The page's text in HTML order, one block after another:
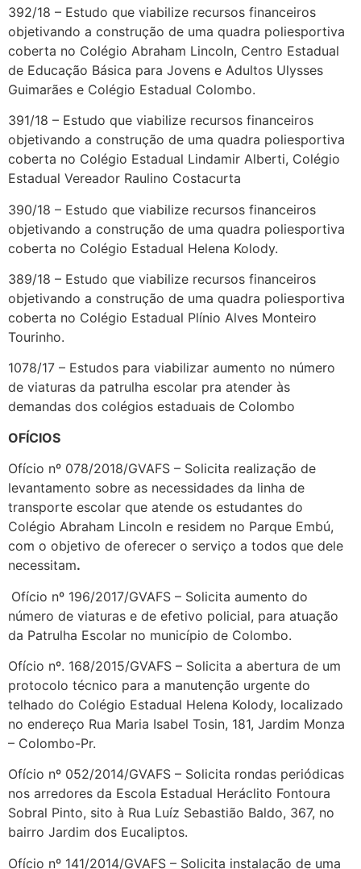
392/18 – Estudo que viabilize recursos financeiros
objetivando a construção de uma quadra poliesportiva
coberta no Colégio Abraham Lincoln, Centro Estadual
de Educação Básica para Jovens e Adultos Ulysses
Guimarães e Colégio Estadual Colombo.
391/18 – Estudo que viabilize recursos financeiros
objetivando a construção de uma quadra poliesportiva
coberta no Colégio Estadual Lindamir Alberti, Colégio
Estadual Vereador Raulino Costacurta
390/18 – Estudo que viabilize recursos financeiros
objetivando a construção de uma quadra poliesportiva
coberta no Colégio Estadual Helena Kolody.
389/18 – Estudo que viabilize recursos financeiros
objetivando a construção de uma quadra poliesportiva
coberta no Colégio Estadual Plínio Alves Monteiro
Tourinho.
1078/17 – Estudos para viabilizar aumento no número
de viaturas da patrulha escolar pra atender às
demandas dos colégios estaduais de Colombo
OFÍCIOS
Ofício nº 078/2018/GVAFS – Solicita realização de
levantamento sobre as necessidades da linha de
transporte escolar que atende os estudantes do
Colégio Abraham Lincoln e residem no Parque Embú,
com o objetivo de oferecer o serviço a todos que dele
necessitam.
Ofício nº 196/2017/GVAFS – Solicita aumento do
número de viaturas e de efetivo policial, para atuação
da Patrulha Escolar no município de Colombo.
Ofício nº. 168/2015/GVAFS – Solicita a abertura de um
protocolo técnico para a manutenção urgente do
telhado do Colégio Estadual Helena Kolody, localizado
no endereço Rua Maria Isabel Tosin, 181, Jardim Monza
– Colombo-Pr.
Ofício nº 052/2014/GVAFS – Solicita rondas periódicas
nos arredores da Escola Estadual Heráclito Fontoura
Sobral Pinto, sito à Rua Luíz Sebastião Baldo, 367, no
bairro Jardim dos Eucaliptos.
Ofício nº 141/2014/GVAFS – Solicita instalação de uma